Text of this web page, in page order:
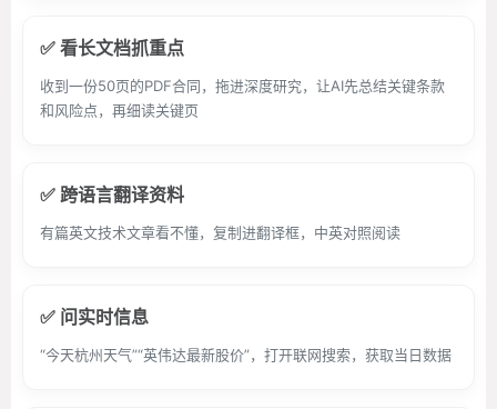
✅ 看长文档抓重点
收到一份50页的PDF合同，拖进深度研究，让AI先总结关键条款
和风险点，再细读关键页
✅ 跨语言翻译资料
有篇英文技术文章看不懂，复制进翻译框，中英对照阅读
✅ 问实时信息
“今天杭州天气”“英伟达最新股价”，打开联网搜索，获取当日数据